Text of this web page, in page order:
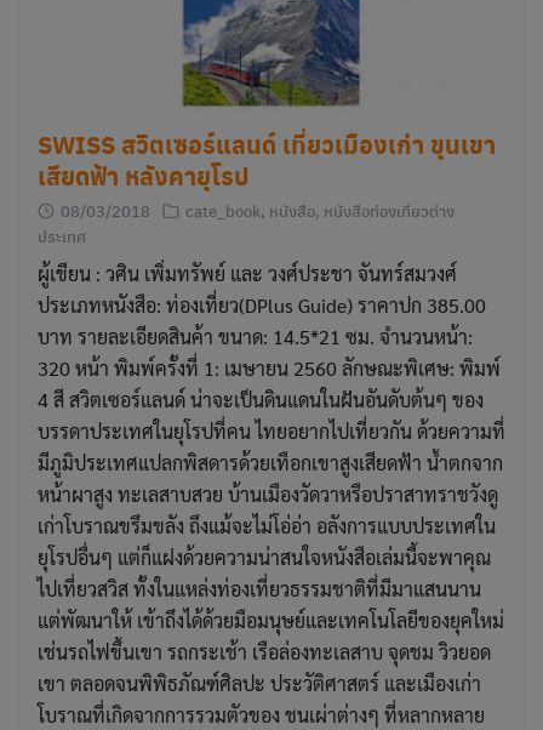
SWISS สวิตเซอร์แลนด์ เที่ยวเมืองเก่า ขุนเขา
เสียดฟ้า หลังคายุโรป
08/03/2018 cate_book, หนังสือ, หนังสือท่องเที่ยวต่าง
ประเทศ
ผู้เขียน : วศิน เพิ่มทรัพย์ และ วงศ์ประชา จันทร์สมวงศ์
ประเภทหนังสือ: ท่องเที่ยว(DPlus Guide) ราคาปก 385.00
บาท รายละเอียดสินค้า ขนาด: 14.5*21 ซม. จำนวนหน้า:
320 หน้า พิมพ์ครั้งที่ 1: เมษายน 2560 ลักษณะพิเศษ: พิมพ์
4 สี สวิตเซอร์แลนด์ น่าจะเป็นดินแดนในฝันอันดับต้นๆ ของ
บรรดาประเทศในยุโรปที่คน ไทยอยากไปเที่ยวกัน ด้วยความที่
มีภูมิประเทศแปลกพิสดารด้วยเทือกเขาสูงเสียดฟ้า น้ำตกจาก
หน้าผาสูง ทะเลสาบสวย บ้านเมืองวัดวาหรือปราสาทราชวังดู
เก่าโบราณขรึมขลัง ถึงแม้จะไม่โอ่อ่า อลังการแบบประเทศใน
ยุโรปอื่นๆ แต่ก็แฝงด้วยความน่าสนใจหนังสือเล่มนี้จะพาคุณ
ไปเที่ยวสวิส ทั้งในแหล่งท่องเที่ยวธรรมชาติที่มีมาแสนนาน
แต่พัฒนาให้ เข้าถึงได้ด้วยมือมนุษย์และเทคโนโลยีของยุคใหม่
เช่นรถไฟขึ้นเขา รถกระเช้า เรือล่องทะเลสาบ จุดชม วิวยอด
เขา ตลอดจนพิพิธภัณฑ์ศิลปะ ประวัติศาสตร์ และเมืองเก่า
โบราณที่เกิดจากการรวมตัวของ ชนเผ่าต่างๆ ที่หลากหลาย